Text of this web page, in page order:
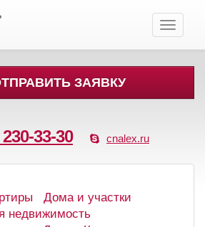
ЗАЯВКУ
33-30 cnalex.ru
Toggle
Дома и участки
недвижимость